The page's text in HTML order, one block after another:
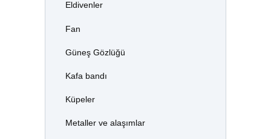
Eldivenler
Fan
Güneş Gözlüğü
Kafa bandı
Küpeler
Metaller ve alaşımlar